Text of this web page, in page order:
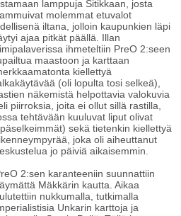
lamppuja Sitikkaan, josta
molemmat etuvalot
iltana, jolloin kaupunkien läpi
ajaa pitkät päällä. Illan
ihmeteltiin PreO 2:seen
maastoon ja karttaan
kiellettyä
(oli lopulta tosi selkeä),
näkemistä helpottavia valokuvia
piirroksia, joita ei ollut sillä rastilla,
tehtävään kuuluvat liput olivat
sekä tietenkin kiellettyä
joka oli aiheuttanut
jo päiviä aikaisemmin.
2:sen karanteeniin suunnattiin
Mäkkärin kautta. Aikaa
nukkumalla, tutkimalla
Unkarin karttoja ja